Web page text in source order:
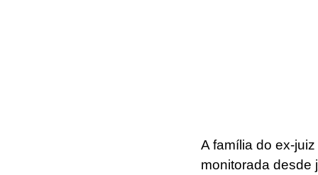
A família do ex-
monitorada desde